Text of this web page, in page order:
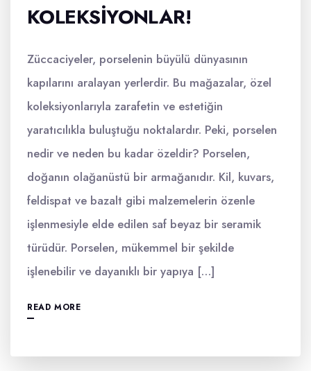
KOLEKSIYONLAR!
Züccaciyeler, porselenin büyülü dünyasının
kapılarını aralayan yerlerdir. Bu mağazalar, özel
koleksiyonlarıyla zarafetin ve estetiğin
yaratıcılıkla buluştuğu noktalardır. Peki, porselen
nedir ve neden bu kadar özeldir? Porselen,
doğanın olağanüstü bir armağanıdır. Kil, kuvars,
feldispat ve bazalt gibi malzemelerin özenle
işlenmesiyle elde edilen saf beyaz bir seramik
türüdür. Porselen, mükemmel bir şekilde
işlenebilir ve dayanıklı bir yapıya […]
READ MORE